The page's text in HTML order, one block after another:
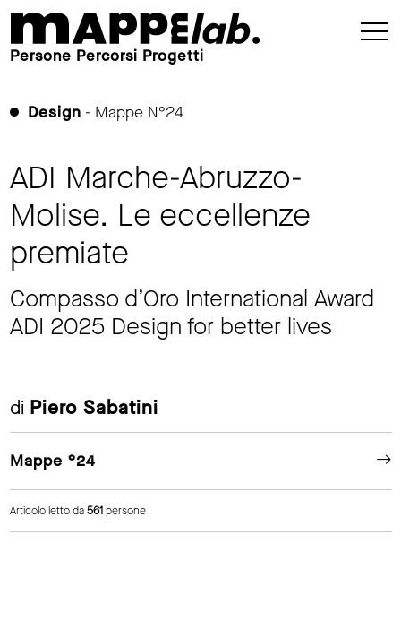
Persone Percorsi Progetti
Design - Mappe N°24
ADI Marche-Abruzzo-
Molise. Le eccellenze
premiate
Compasso d’Oro International Award
ADI 2025 Design for better lives
di Piero Sabatini
Mappe °24
Articolo letto da561persone